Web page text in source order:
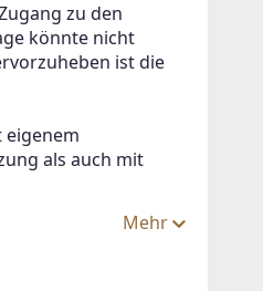
zu den
könnte nicht
ist die
eigenem
als auch mit
Mehr